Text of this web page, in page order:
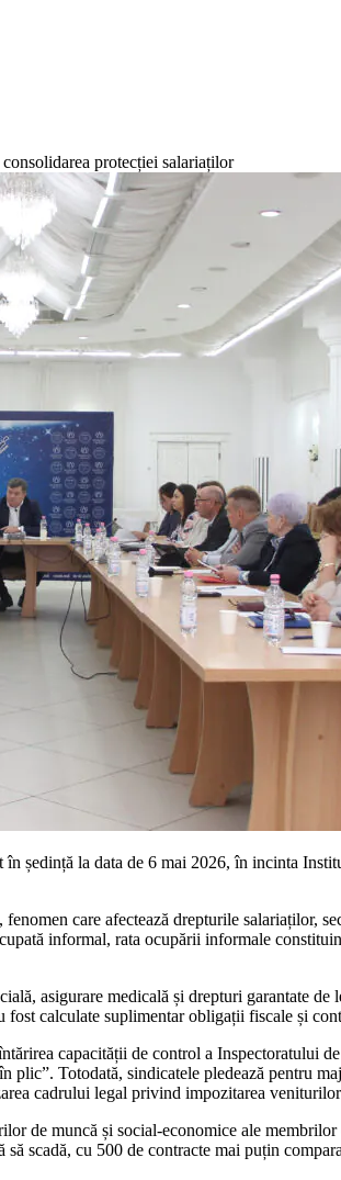
protecției salariaților
la data de 6 mai 2026, în incinta
care afectează drepturile salariaților,
informal, rata ocupării informale
asigurare medicală și drepturi garantate
calculate suplimentar obligații fiscale și
capacității de control a Inspectoratului
Totodată, sindicatele pledează pentru
cadrului legal privind impozitarea
de muncă și social-economice ale
scadă, cu 500 de contracte mai puțin